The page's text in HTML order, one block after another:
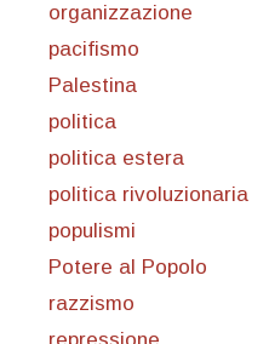
organizzazione
pacifismo
Palestina
politica
politica estera
politica rivoluzionaria
populismi
Potere al Popolo
razzismo